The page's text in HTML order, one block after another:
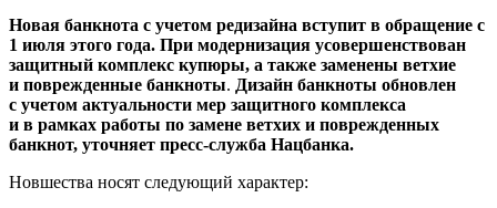
Новая банкнота с учетом редизайна вступит в обращение с
1 июля этого года. При модернизация усовершенствован
защитный комплекс купюры, а также заменены ветхие
и поврежденные банкноты. Дизайн банкноты обновлен
с учетом актуальности мер защитного комплекса
и в рамках работы по замене ветхих и поврежденных
банкнот, уточняет пресс-служба Нацбанка.
Новшества носят следующий характер: